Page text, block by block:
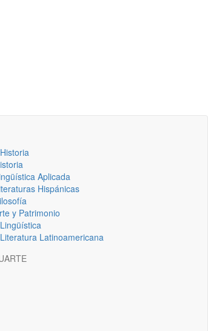
Aplicada
Hispánicas
y Patrimonio
Latinoamericana